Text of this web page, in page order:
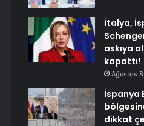
İtalya,
askıya
kapattı!
Ağustos
İspanya
dikkat